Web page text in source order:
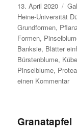
Veröffentlicht
am
13. April 2020
Heine-Universität
Grundformen,
Formen,
Banksie, Blätter
Bürstenblume,
Pinselblume,
einen Kommentarzu
Granat­apfel­